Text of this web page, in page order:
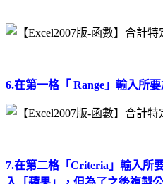
6.在第一格「 Range」輸入所
7.在第二格「Criteria」輸入所